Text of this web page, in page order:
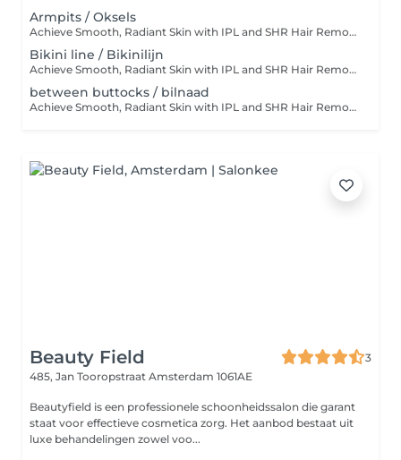
Armpits / Oksels
Achieve Smooth, Radiant Skin with IPL and SHR Hair Removal! At Amber Nails & Beauty, we offer the latest hair removal technologies to keep your skin silky smooth and beautifully maintained. Choose from our professional IPL or SHR treatments, tailored to your skin type. Why Choose IPL or SHR? Long-lasting hair reduction Smooth, radiant skin without stubble Comfortable and suitable for all skin types, even sensitive and darker tones Special Offer: Enjoy 30% Off on 8-Session Treatment Packages! Book a series of 8 treatments and receive an amazing 30% discount on the total price. This is your chance to effectively and affordably say goodbye to unwanted hair! What Makes Our SHR Technology Unique? Comfortable and pain-free hair removal with In-Motion Technology Safe for the most sensitive skin Lower energy exposure, maximum results Still Unsure? Our expert team is here to provide personalized advice and help you choose the best treatment for your needs. Treat yourself to the soft, smooth skin you've always dreamed of! Don't waitschedule your appointment today and get ready to shine! Please shave within 24 hours prior to your treatment and don't use any lotion on the day of the treatment.
Bikini line / Bikinilijn
Achieve Smooth, Radiant Skin with IPL and SHR Hair Removal! At Amber Nails & Beauty, we offer the latest hair removal technologies to keep your skin silky smooth and beautifully maintained. Choose from our professional IPL or SHR treatments, tailored to your skin type. Why Choose IPL or SHR? Long-lasting hair reduction Smooth, radiant skin without stubble Comfortable and suitable for all skin types, even sensitive and darker tones Special Offer: Enjoy 30% Off on 8-Session Treatment Packages! Book a series of 8 treatments and receive an amazing 30% discount on the total price. This is your chance to effectively and affordably say goodbye to unwanted hair! What Makes Our SHR Technology Unique? Comfortable and pain-free hair removal with In-Motion Technology Safe for the most sensitive skin Lower energy exposure, maximum results Still Unsure? Our expert team is here to provide personalized advice and help you choose the best treatment for your needs. Treat yourself to the soft, smooth skin you've always dreamed of! Don't waitschedule your appointment today and get ready to shine! Please shave within 24 hours prior to your treatment and don't use any lotion on the day of the treatment.
between buttocks / bilnaad
Achieve Smooth, Radiant Skin with IPL and SHR Hair Removal! At Amber Nails & Beauty, we offer the latest hair removal technologies to keep your skin silky smooth and beautifully maintained. Choose from our professional IPL or SHR treatments, tailored to your skin type. Why Choose IPL or SHR? Long-lasting hair reduction Smooth, radiant skin without stubble Comfortable and suitable for all skin types, even sensitive and darker tones Special Offer: Enjoy 30% Off on 8-Session Treatment Packages! Book a series of 8 treatments and receive an amazing 30% discount on the total price. This is your chance to effectively and affordably say goodbye to unwanted hair! What Makes Our SHR Technology Unique? Comfortable and pain-free hair removal with In-Motion Technology Safe for the most sensitive skin Lower energy exposure, maximum results Still Unsure? Our expert team is here to provide personalized advice and help you choose the best treatment for your needs. Treat yourself to the soft, smooth skin you've always dreamed of! Don't waitschedule your appointment today and get ready to shine! Please shave within 24 hours prior to your treatment and don't use any lotion on the day of the treatment.
Beauty Field
3
485, Jan Tooropstraat Amsterdam 1061AE
Beautyfield is een professionele schoonheidssalon die garant
staat voor effectieve cosmetica zorg. Het aanbod bestaat uit
luxe behandelingen zowel voo...